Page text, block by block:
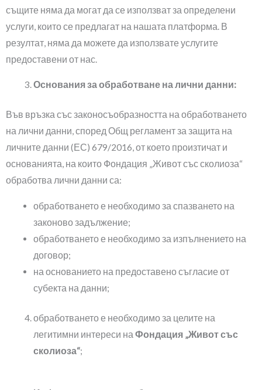
същите няма да могат да се използват за определени
услуги, които се предлагат на нашата платформа. В
резултат, няма да можете да използвате услугите
предоставени от нас.
Основания за обработване на лични данни:
Във връзка със законосъобразността на обработването
на лични данни, според Общ регламент за защита на
личните данни (ЕС) 679/2016, от което произтичат и
основанията, на които Фондация „Живот със сколиоза“
обработва лични данни са:
обработването е необходимо за спазването на
законово задължение;
обработването е необходимо за изпълнението на
договор;
на основанието на предоставено съгласие от
субекта на данни;
обработването е необходимо за целите на
легитимни интереси на Фондация „Живот със
сколиоза“;